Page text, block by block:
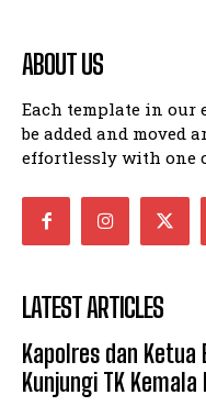
ABOUT US
Each template in our
be added and moved
effortlessly with one
LATEST ARTICLES
Kapolres dan
Kunjungi TK